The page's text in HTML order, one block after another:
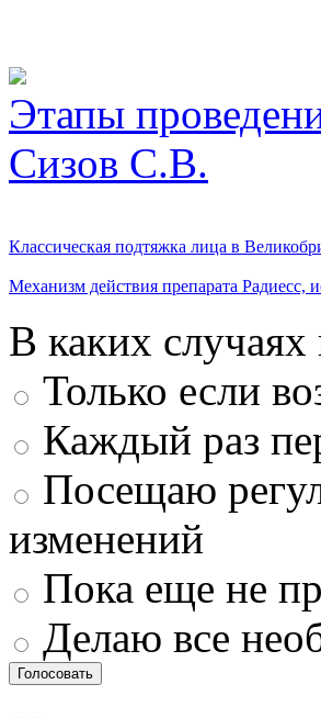
Этапы
Сизов С.В.
Классическая подтяжка лица в
Механизм действия препарата Радиесс,
В каких случаях
Только если
Каждый раз
Посещаю
изменений
Пока еще не
Делаю все